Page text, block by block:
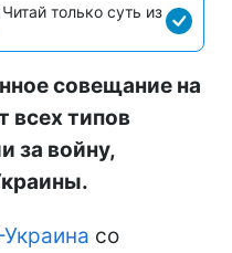
только суть из
совещание на
всех типов
за войну,
со